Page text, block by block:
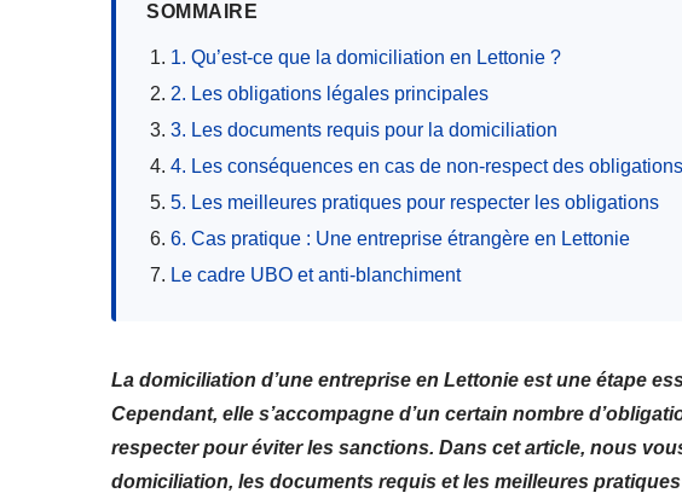
SOMMAIRE
1. Qu’est-ce que la domiciliation en Lettonie ?
2. Les obligations légales principales
3. Les documents requis pour la domiciliation
4. Les conséquences en cas de non-respect des obligations
5. Les meilleures pratiques pour respecter les obligations
6. Cas pratique : Une entreprise étrangère en Lettonie
Le cadre UBO et anti-blanchiment
La domiciliation d’une entreprise en Lettonie est une étape
Cependant, elle s’accompagne d’un certain nombre
respecter pour éviter les sanctions. Dans cet article, nous
domiciliation, les documents requis et les meilleures